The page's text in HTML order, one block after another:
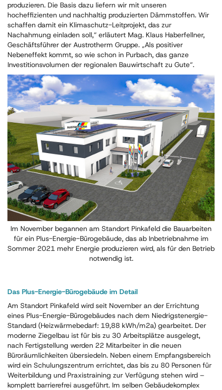
produzieren. Die Basis dazu liefern wir mit unseren
hocheffizienten und nachhaltig produzierten Dämmstoffen. Wir
schaffen damit ein Klimaschutz-Leitprojekt, das zur
Nachahmung einladen soll,“ erläutert Mag. Klaus Haberfellner,
Geschäftsführer der Austrotherm Gruppe. „Als positiver
Nebeneffekt kommt, so wie schon in Purbach, das ganze
Investitionsvolumen der regionalen Bauwirtschaft zu Gute“.
Im November begannen am Standort Pinkafeld die Bauarbeiten
für ein Plus-Energie-Bürogebäude, das ab Inbetriebnahme im
Sommer 2021 mehr Energie produzieren wird, als für den Betrieb
notwendig ist.
Das Plus-Energie-Bürogebäude im Detail
Am Standort Pinkafeld wird seit November an der Errichtung
eines Plus-Energie-Bürogebäudes nach dem Niedrigstenergie-
Standard (Heizwärmebedarf: 19,88 kWh/m2a) gearbeitet. Der
moderne Ziegelbau ist für bis zu 30 Arbeitsplätze ausgelegt,
nach Fertigstellung werden 22 Mitarbeiter in die neuen
Büroräumlichkeiten übersiedeln. Neben einem Empfangsbereich
wird ein Schulungszentrum errichtet, das bis zu 80 Personen für
Weiterbildung und Praxistraining zur Verfügung stehen wird –
komplett barrierefrei ausgeführt. Im selben Gebäudekomplex